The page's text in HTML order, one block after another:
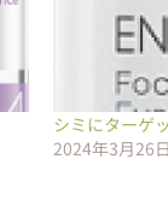
シミにターゲ
2024年3月26日